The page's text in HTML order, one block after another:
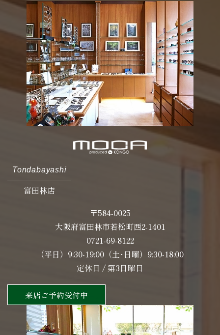
Tondabayashi
富田林店
〒584-0025
大阪府富田林市若松町西2-1401
0721-69-8122
（平日）9:30-19:00（土･日曜）9:30-18:00
定休日 / 第3日曜日
来店ご予約受付中